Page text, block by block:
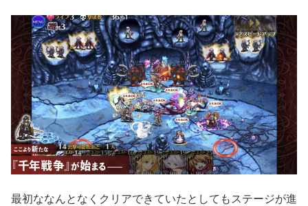
最初ななんとなくクリアできていたとしてもステージが進